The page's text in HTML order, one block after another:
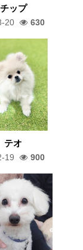
チップ
20 630
テオ
19 900